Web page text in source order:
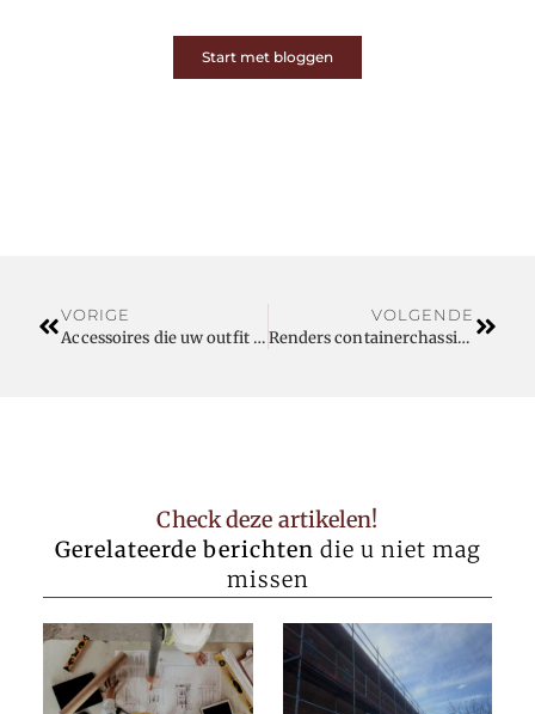
Start met bloggen
VORIGE
Accessoires die uw outfit compleet maken bij onze damesboetiek
VOLGENDE
Renders containerchassis: De hoogste kwaliteit voor uw transportbehoeften
Check deze artikelen!
Gerelateerde berichten die u niet mag
missen